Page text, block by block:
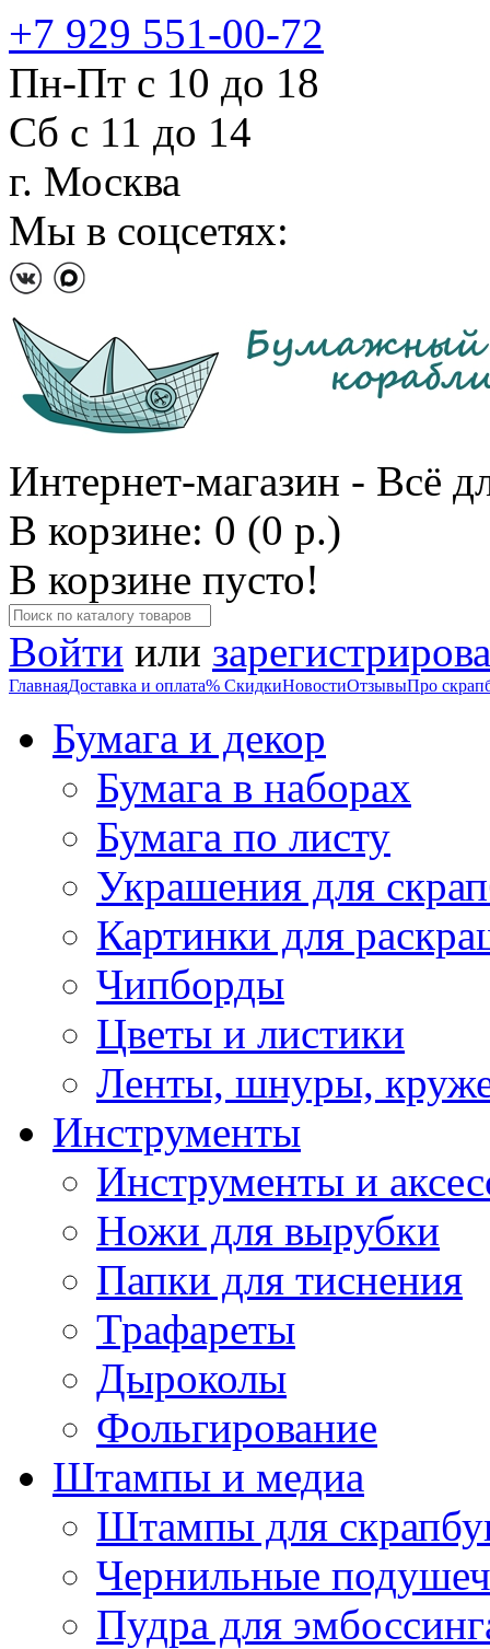
+7 929 551-00-72
Пн-Пт с 10 до 18
Сб с 11 до 14
г. Москва
Мы в соцсетях:
Интернет-магазин - Всё
В корзине: 0 (0 р.)
В корзине пусто!
Войти или
ГлавнаяДоставка и оплата% СкидкиНовостиОтзывыПро
Бумага и декор
Бумага в наборах
Бумага по листу
Украшения для
Картинки для
Чипборды
Цветы и листики
Ленты, шнуры,
Инструменты
Инструменты и
Ножи для вырубки
Папки для тиснения
Трафареты
Дыроколы
Фольгирование
Штампы и медиа
Штампы для
Чернильные
Пудра для